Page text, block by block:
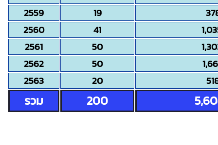
2559
19
2560
41
2561
50
2562
50
2563
20
รวม 200